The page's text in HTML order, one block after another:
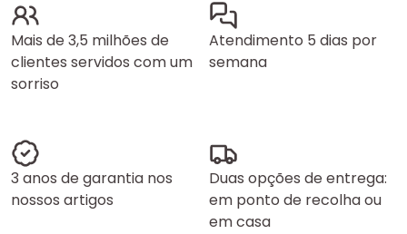
Mais de 3,5 milhões de
clientes servidos com um
sorriso
Atendimento 5 dias por
semana
3 anos de garantia nos
nossos artigos
Duas opções de entrega:
em ponto de recolha ou
em casa